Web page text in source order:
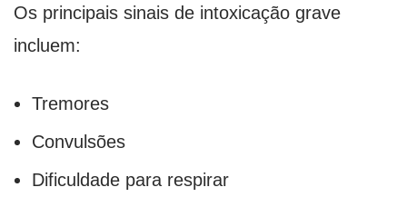
Os principais sinais de intoxicação grave
incluem:
Tremores
Convulsões
Dificuldade para respirar